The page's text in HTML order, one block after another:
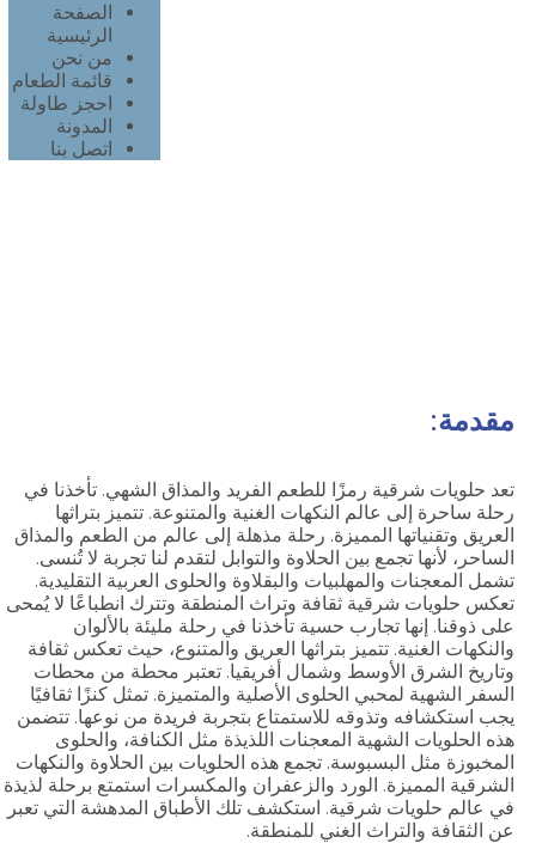
الصفحة
الرئيسية
من نحن
قائمة الطعام
احجز طاولة
المدونة
اتصل بنا
مقدمة:
تعد حلويات شرقية رمزًا للطعم الفريد والمذاق الشهي. تأخذنا في
رحلة ساحرة إلى عالم النكهات الغنية والمتنوعة. تتميز بتراثها
العريق وتقنياتها المميزة. رحلة مذهلة إلى عالم من الطعم والمذاق
الساحر، لأنها تجمع بين الحلاوة والتوابل لتقدم لنا تجربة لا تُنسى.
تشمل المعجنات والمهلبيات والبقلاوة والحلوى العربية التقليدية.
تعكس حلويات شرقية ثقافة وتراث المنطقة وتترك انطباعًا لا يُمحى
على ذوقنا. إنها تجارب حسية تأخذنا في رحلة مليئة بالألوان
والنكهات الغنية. تتميز بتراثها العريق والمتنوع، حيث تعكس ثقافة
وتاريخ الشرق الأوسط وشمال أفريقيا. تعتبر محطة من محطات
السفر الشهية لمحبي الحلوى الأصلية والمتميزة. تمثل كنزًا ثقافيًا
يجب استكشافه وتذوقه للاستمتاع بتجربة فريدة من نوعها. تتضمن
هذه الحلويات الشهية المعجنات اللذيذة مثل الكنافة، والحلوى
المخبوزة مثل البسبوسة. تجمع هذه الحلويات بين الحلاوة والنكهات
الشرقية المميزة. الورد والزعفران والمكسرات استمتع برحلة لذيذة
في عالم حلويات شرقية. استكشف تلك الأطباق المدهشة التي تعبر
عن الثقافة والتراث الغني للمنطقة.